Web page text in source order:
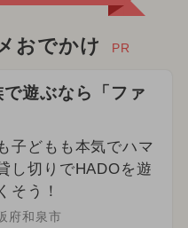
おでかけ PR
遊ぶなら「ファ
子どもも本気でハマ
し切りでHADOを遊
そう！
府和泉市